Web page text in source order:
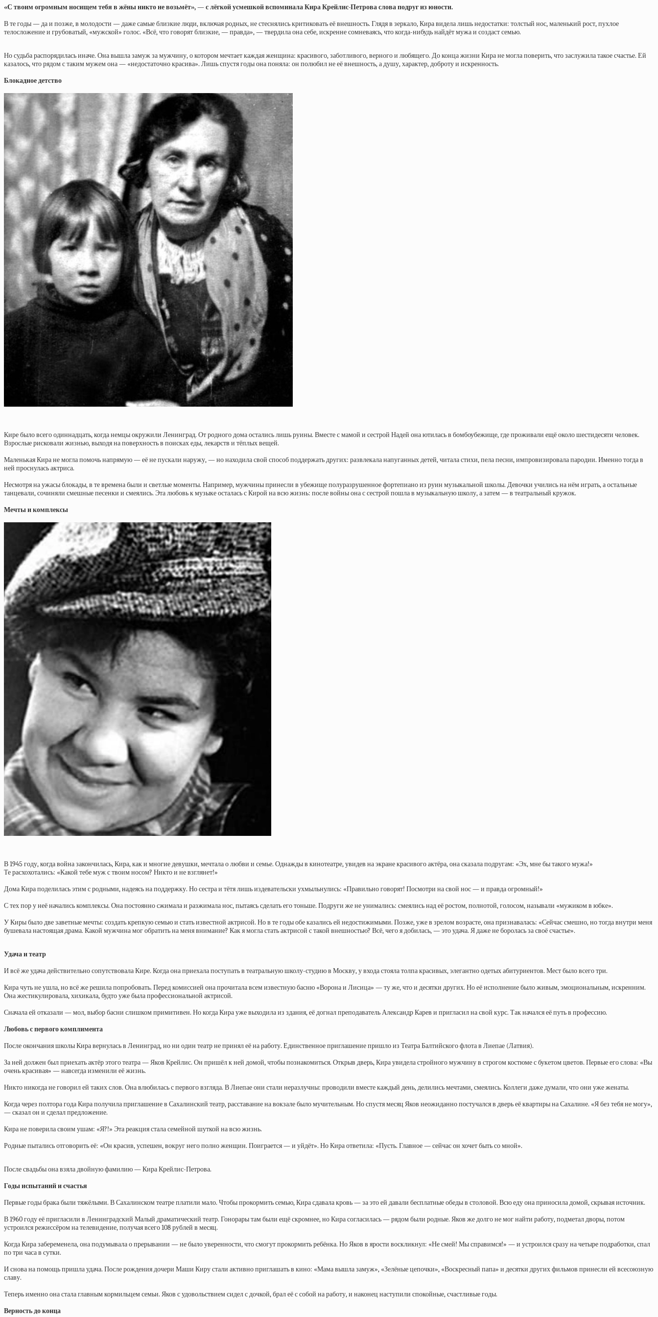
«С твоим огромным носищем тебя в жёны никто не возьмёт», — с лёгкой усмешкой вспоминала Кира Крейлис-Петрова слова подруг из юности.
В те годы — да и позже, в молодости — даже самые близкие люди, включая родных, не стеснялись критиковать её внешность. Глядя в зеркало, Кира видела лишь недостатки: толстый нос, маленький рост, пухлое
телосложение и грубоватый, «мужской» голос. «Всё, что говорят близкие, — правда», — твердила она себе, искренне сомневаясь, что когда-нибудь найдёт мужа и создаст семью.
Но судьба распорядилась иначе. Она вышла замуж за мужчину, о котором мечтает каждая женщина: красивого, заботливого, верного и любящего. До конца жизни Кира не могла поверить, что заслужила такое счастье. Ей
казалось, что рядом с таким мужем она — «недостаточно красива». Лишь спустя годы она поняла: он полюбил не её внешность, а душу, характер, доброту и искренность.
Блокадное детство
Кире было всего одиннадцать, когда немцы окружили Ленинград. От родного дома остались лишь руины. Вместе с мамой и сестрой Надей она ютилась в бомбоубежище, где проживали ещё около шестидесяти человек.
Взрослые рисковали жизнью, выходя на поверхность в поисках еды, лекарств и тёплых вещей.
Маленькая Кира не могла помочь напрямую — её не пускали наружу, — но находила свой способ поддержать других: развлекала напуганных детей, читала стихи, пела песни, импровизировала пародии. Именно тогда в
ней проснулась актриса.
Несмотря на ужасы блокады, в те времена были и светлые моменты. Например, мужчины принесли в убежище полуразрушенное фортепиано из руин музыкальной школы. Девочки учились на нём играть, а остальные
танцевали, сочиняли смешные песенки и смеялись. Эта любовь к музыке осталась с Кирой на всю жизнь: после войны она с сестрой пошла в музыкальную школу, а затем — в театральный кружок.
Мечты и комплексы
В 1945 году, когда война закончилась, Кира, как и многие девушки, мечтала о любви и семье. Однажды в кинотеатре, увидев на экране красивого актёра, она сказала подругам: «Эх, мне бы такого мужа!»
Те расхохотались: «Какой тебе муж с твоим носом? Никто и не взглянет!»
Дома Кира поделилась этим с родными, надеясь на поддержку. Но сестра и тётя лишь издевательски ухмыльнулись: «Правильно говорят! Посмотри на свой нос — и правда огромный!»
С тех пор у неё начались комплексы. Она постоянно сжимала и разжимала нос, пытаясь сделать его тоньше. Подруги же не унимались: смеялись над её ростом, полнотой, голосом, называли «мужиком в юбке».
У Киры было две заветные мечты: создать крепкую семью и стать известной актрисой. Но в те годы обе казались ей недостижимыми. Позже, уже в зрелом возрасте, она признавалась: «Сейчас смешно, но тогда внутри меня
бушевала настоящая драма. Какой мужчина мог обратить на меня внимание? Как я могла стать актрисой с такой внешностью? Всё, чего я добилась, — это удача. Я даже не боролась за своё счастье».
Удача и театр
И всё же удача действительно сопутствовала Кире. Когда она приехала поступать в театральную школу-студию в Москву, у входа стояла толпа красивых, элегантно одетых абитуриентов. Мест было всего три.
Кира чуть не ушла, но всё же решила попробовать. Перед комиссией она прочитала всем известную басню «Ворона и Лисица» — ту же, что и десятки других. Но её исполнение было живым, эмоциональным, искренним.
Она жестикулировала, хихикала, будто уже была профессиональной актрисой.
Сначала ей отказали — мол, выбор басни слишком примитивен. Но когда Кира уже выходила из здания, её догнал преподаватель Александр Карев и пригласил на свой курс. Так начался её путь в профессию.
Любовь с первого комплимента
После окончания школы Кира вернулась в Ленинград, но ни один театр не принял её на работу. Единственное приглашение пришло из Театра Балтийского флота в Лиепае (Латвия).
За ней должен был приехать актёр этого театра — Яков Крейлис. Он пришёл к ней домой, чтобы познакомиться. Открыв дверь, Кира увидела стройного мужчину в строгом костюме с букетом цветов. Первые его слова: «Вы
очень красивая» — навсегда изменили её жизнь.
Никто никогда не говорил ей таких слов. Она влюбилась с первого взгляда. В Лиепае они стали неразлучны: проводили вместе каждый день, делились мечтами, смеялись. Коллеги даже думали, что они уже женаты.
Когда через полтора года Кира получила приглашение в Сахалинский театр, расставание на вокзале было мучительным. Но спустя месяц Яков неожиданно постучался в дверь её квартиры на Сахалине. «Я без тебя не могу»,
— сказал он и сделал предложение.
Кира не поверила своим ушам: «Я?!» Эта реакция стала семейной шуткой на всю жизнь.
Родные пытались отговорить её: «Он красив, успешен, вокруг него полно женщин. Поиграется — и уйдёт». Но Кира ответила: «Пусть. Главное — сейчас он хочет быть со мной».
После свадьбы она взяла двойную фамилию — Кира Крейлис-Петрова.
Годы испытаний и счастья
Первые годы брака были тяжёлыми. В Сахалинском театре платили мало. Чтобы прокормить семью, Кира сдавала кровь — за это ей давали бесплатные обеды в столовой. Всю еду она приносила домой, скрывая источник.
В 1960 году её пригласили в Ленинградский Малый драматический театр. Гонорары там были ещё скромнее, но Кира согласилась — рядом были родные. Яков же долго не мог найти работу, подметал дворы, потом
устроился режиссёром на телевидение, получая всего 108 рублей в месяц.
Когда Кира забеременела, она подумывала о прерывании — не было уверенности, что смогут прокормить ребёнка. Но Яков в ярости воскликнул: «Не смей! Мы справимся!» — и устроился сразу на четыре подработки, спал
по три часа в сутки.
И снова на помощь пришла удача. После рождения дочери Маши Киру стали активно приглашать в кино: «Мама вышла замуж», «Зелёные цепочки», «Воскресный папа» и десятки других фильмов принесли ей всесоюзную
славу.
Теперь именно она стала главным кормильцем семьи. Яков с удовольствием сидел с дочкой, брал её с собой на работу, и наконец наступили спокойные, счастливые годы.
Верность до конца